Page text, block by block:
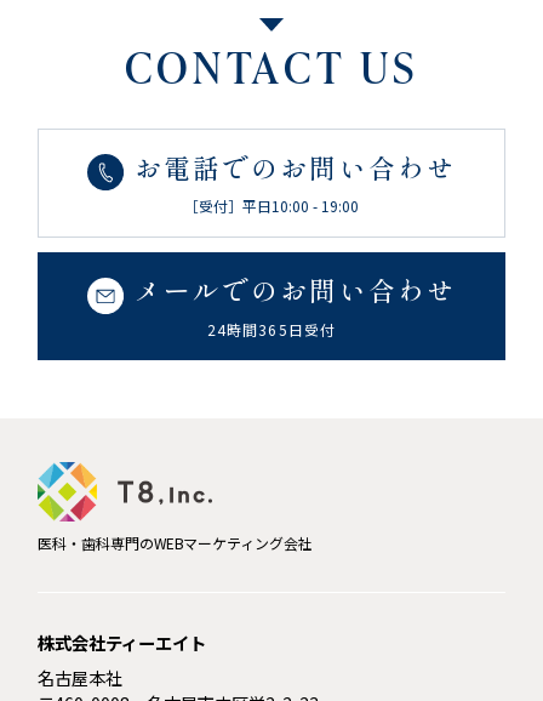
CONTACT US
お電話でのお問い合わせ
［受付］平日10:00 - 19:00
メールでのお問い合わせ
24時間365日受付
医科・歯科専門のWEBマーケティング会社
株式会社ティーエイト
名古屋本社